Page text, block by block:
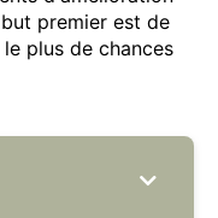
premier est de
plus de chances